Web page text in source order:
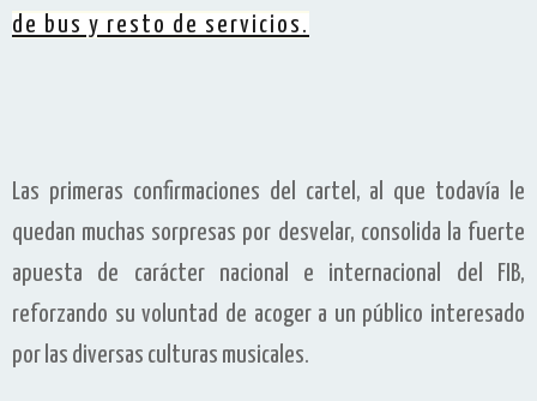
de bus y resto de servicios.
Las primeras confirmaciones del cartel, al que todavía le
quedan muchas sorpresas por desvelar, consolida la fuerte
apuesta de carácter nacional e internacional del FIB,
reforzando su voluntad de acoger a un público interesado
por las diversas culturas musicales.